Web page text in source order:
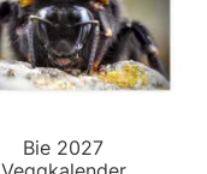
Bie 2027